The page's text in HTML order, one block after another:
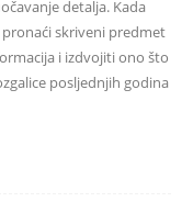
detalja. Kada
skriveni predmet
i izdvojiti ono što
posljednjih godina